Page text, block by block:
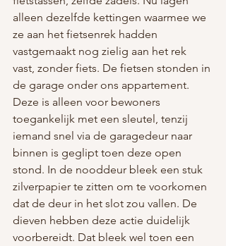
alleen dezelfde kettingen waarmee we
ze aan het fietsenrek hadden
vastgemaakt nog zielig aan het rek
vast, zonder fiets. De fietsen stonden in
de garage onder ons appartement.
Deze is alleen voor bewoners
toegankelijk met een sleutel, tenzij
iemand snel via de garagedeur naar
binnen is geglipt toen deze open
stond. In de nooddeur bleek een stuk
zilverpapier te zitten om te voorkomen
dat de deur in het slot zou vallen. De
dieven hebben deze actie duidelijk
voorbereidt. Dat bleek wel toen een